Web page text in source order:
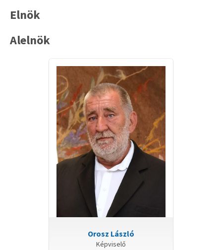
ARCHÍVUM
Buckai-, Lakihegyi és Északi
Városrészek Fejlesztési
Bizottsága (2022.09.07-ig)
Ifjúsági és Sport Bizottság (2022.09.07-ig)
Köznevelési, Kulturális és Társadalmi
Kapcsolatok Bizottsága (2022.09.07-ig)
Társadalmi Kapcsolatok Bizottság
Tulajdonosi Bizottság (2022.09.07-ig)
Elnök
Alelnök
Orosz László
Képviselő